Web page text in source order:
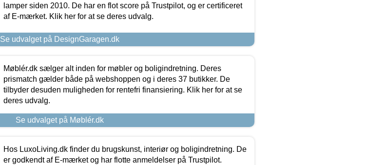
lamper siden 2010. De har en flot score på Trustpilot, og er certificeret
af E-mærket. Klik her for at se deres udvalg.
Se udvalget på DesignGaragen.dk
Møblér.dk sælger alt inden for møbler og boligindretning. Deres
prismatch gælder både på webshoppen og i deres 37 butikker. De
tilbyder desuden muligheden for rentefri finansiering. Klik her for at se
deres udvalg.
Se udvalget på Møblér.dk
Hos LuxoLiving.dk finder du brugskunst, interiør og boligindretning. De
er godkendt af E-mærket og har flotte anmeldelser på Trustpilot.